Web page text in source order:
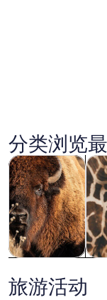
图
片
分类浏览
观光一日游在新标
餐
旅游活动